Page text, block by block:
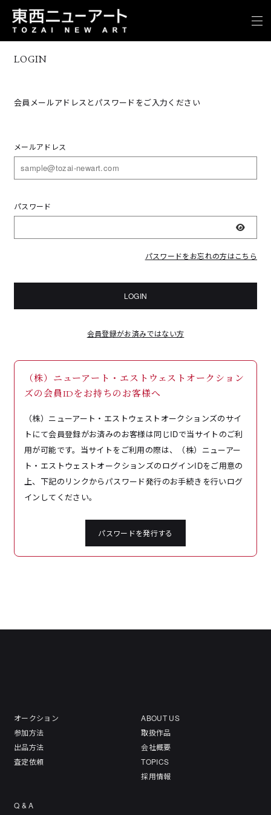
LOGIN
会員メールアドレスとパスワードをご入力ください
メールアドレス
パスワード
表示
パスワードをお忘れの方はこちら
LOGIN
会員登録がお済みではない方
（株）ニューアート・エストウェストオークション
ズの会員IDをお持ちのお客様へ
（株）ニューアート・エストウェストオークションズのサイ
トにて会員登録がお済みのお客様は同じIDで当サイトのご利
用が可能です。当サイトをご利用の際は、（株）ニューアー
ト・エストウェストオークションズのログインIDをご用意の
上、下記のリンクからパスワード発行のお手続きを行いログ
インしてください。
パスワードを発行する
オークション
参加方法
出品方法
査定依頼
ABOUT US
取扱作品
会社概要
TOPICS
採用情報
Q & A